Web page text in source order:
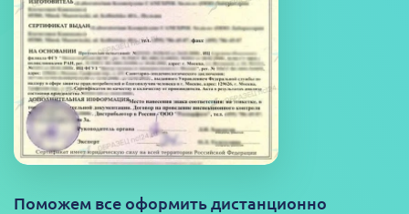
Поможем все оформить дистанционно